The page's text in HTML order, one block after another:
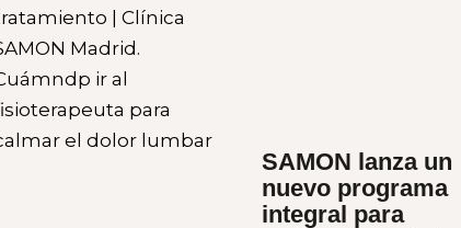
SAMON lanza un
nuevo programa
integral para